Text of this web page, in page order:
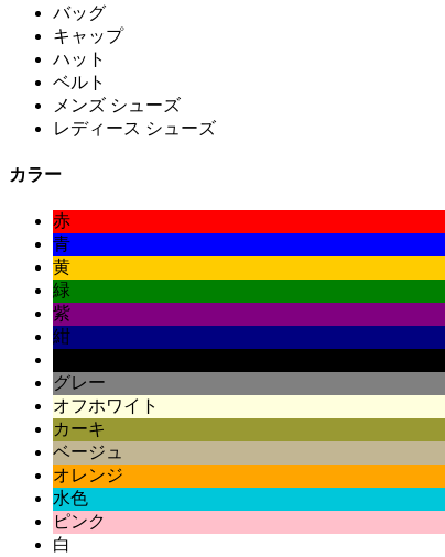
バッグ
キャップ
ハット
ベルト
メンズ シューズ
レディース シューズ
カラー
赤
青
黄
緑
紫
紺
グレー
オフホワイト
カーキ
ベージュ
オレンジ
水色
ピンク
白